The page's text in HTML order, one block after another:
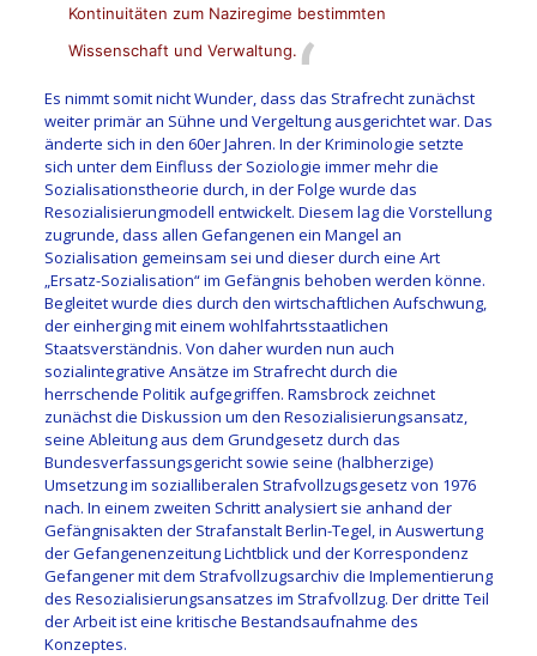
Kontinuitäten zum Naziregime bestimmten
Wissenschaft und Verwaltung.
Es nimmt somit nicht Wunder, dass das Strafrecht zunächst
weiter primär an Sühne und Vergeltung ausgerichtet war. Das
änderte sich in den 60er Jahren. In der Kriminologie setzte
sich unter dem Einfluss der Soziologie immer mehr die
Sozialisationstheorie durch, in der Folge wurde das
Resozialisierungmodell entwickelt. Diesem lag die Vorstellung
zugrunde, dass allen Gefangenen ein Mangel an
Sozialisation gemeinsam sei und dieser durch eine Art
„Ersatz-Sozialisation“ im Gefängnis behoben werden könne.
Begleitet wurde dies durch den wirtschaftlichen Aufschwung,
der einherging mit einem wohlfahrtsstaatlichen
Staatsverständnis. Von daher wurden nun auch
sozialintegrative Ansätze im Strafrecht durch die
herrschende Politik aufgegriffen. Ramsbrock zeichnet
zunächst die Diskussion um den Resozialisierungsansatz,
seine Ableitung aus dem Grundgesetz durch das
Bundesverfassungsgericht sowie seine (halbherzige)
Umsetzung im sozialliberalen Strafvollzugsgesetz von 1976
nach. In einem zweiten Schritt analysiert sie anhand der
Gefängnisakten der Strafanstalt Berlin-Tegel, in Auswertung
der Gefangenenzeitung Lichtblick und der Korrespondenz
Gefangener mit dem Strafvollzugsarchiv die Implementierung
des Resozialisierungsansatzes im Strafvollzug. Der dritte Teil
der Arbeit ist eine kritische Bestandsaufnahme des
Konzeptes.